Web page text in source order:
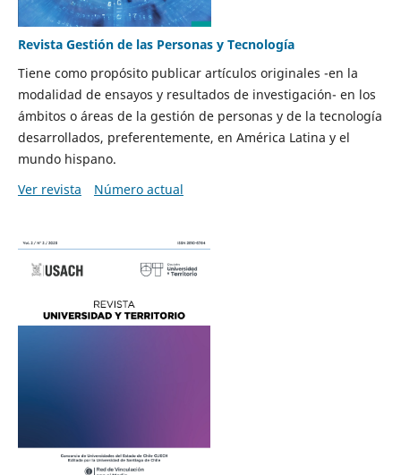
Revista Gestión de las Personas y Tecnología
Tiene como propósito publicar artículos originales -en la
modalidad de ensayos y resultados de investigación- en los
ámbitos o áreas de la gestión de personas y de la tecnología
desarrollados, preferentemente, en América Latina y el
mundo hispano.
Ver revista
Número actual